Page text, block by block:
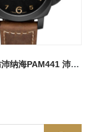
VS厂精仿沛纳海PAM441 沛纳海腕表系列